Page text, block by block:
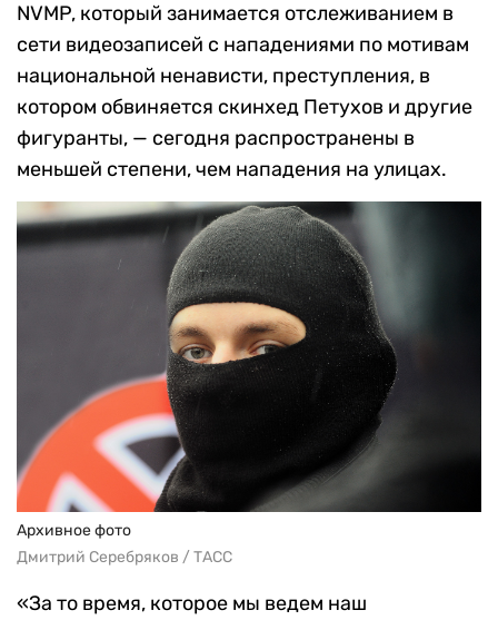
NVMP, который занимается отслеживанием в
сети видеозаписей с нападениями по мотивам
национальной ненависти, преступления, в
котором обвиняется скинхед Петухов и другие
фигуранты, — сегодня распространены в
меньшей степени, чем нападения на улицах.
Архивное фото
Дмитрий Серебряков / ТАСС
«За то время, которое мы ведем наш